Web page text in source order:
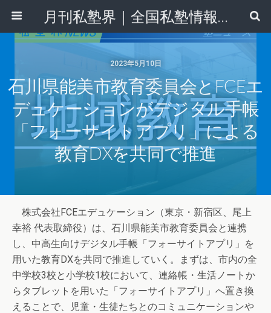
月刊私塾界｜全国私塾情報センター
2023年5月10日
石川県能美市教育委員会とFCEエ
デュケーションがデジタル手帳
「フォーサイトアプリ」による
教育DXを共同で推進
株式会社FCEエデュケーション（東京・新宿区、尾上
幸裕 代表取締役）は、石川県能美市教育委員会と連携
し、中高生向けデジタル手帳「フォーサイトアプリ」を
用いた教育DXを共同で推進していく。まずは、市内の全
中学校3校と小学校1校において、連絡帳・生活ノートか
らタブレットを用いた「フォーサイトアプリ」へ置き換
えることで、児童・生徒たちとのコミュニケーションや